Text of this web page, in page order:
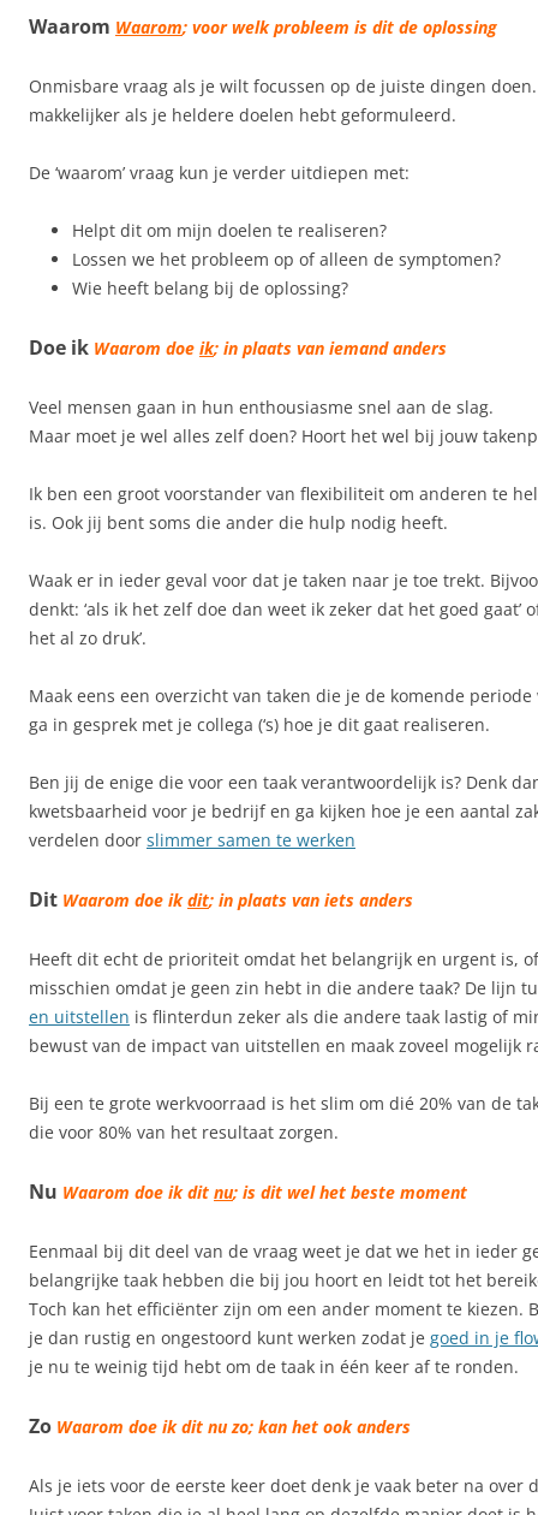
Waarom Waarom; voor welk probleem is dit de oplossing
Onmisbare vraag als je wilt focussen op de juiste dingen
makkelijker als je heldere doelen hebt geformuleerd.
De ‘waarom’ vraag kun je verder uitdiepen met:
Helpt dit om mijn doelen te realiseren?
Lossen we het probleem op of alleen de symptomen?
Wie heeft belang bij de oplossing?
Doe ik Waarom doe ik; in plaats van iemand anders
Veel mensen gaan in hun enthousiasme snel aan de slag.
Maar moet je wel alles zelf doen? Hoort het wel bij jouw
Ik ben een groot voorstander van flexibiliteit om anderen te
is. Ook jij bent soms die ander die hulp nodig heeft.
Waak er in ieder geval voor dat je taken naar je toe trekt.
denkt: ‘als ik het zelf doe dan weet ik zeker dat het goed gaat’
het al zo druk’.
Maak eens een overzicht van taken die je de komende
ga in gesprek met je collega (‘s) hoe je dit gaat realiseren.
Ben jij de enige die voor een taak verantwoordelijk is? Denk
kwetsbaarheid voor je bedrijf en ga kijken hoe je een aantal
verdelen door slimmer samen te werken
Dit Waarom doe ikdit; in plaats van iets anders
Heeft dit echt de prioriteit omdat het belangrijk en urgent is,
misschien omdat je geen zin hebt in die andere taak? De lijn
en uitstellen is flinterdun zeker als die andere taak lastig of
bewust van de impact van uitstellen en maak zoveel mogelijk
Bij een te grote werkvoorraad is het slim om dié 20% van de
die voor 80% van het resultaat zorgen.
Nu Waarom doe ik dit nu; is dit wel het beste moment
Eenmaal bij dit deel van de vraag weet je dat we het in ieder
belangrijke taak hebben die bij jou hoort en leidt tot het
Toch kan het efficiënter zijn om een ander moment te kiezen.
je dan rustig en ongestoord kunt werken zodat je goed in je
je nu te weinig tijd hebt om de taak in één keer af te ronden.
Zo Waarom doe ik dit nu zo; kan het ook anders
Als je iets voor de eerste keer doet denk je vaak beter na over